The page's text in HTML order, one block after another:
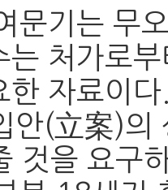
문기는 무
는 처가로
한 자료이
안(立案)의
것을 요구